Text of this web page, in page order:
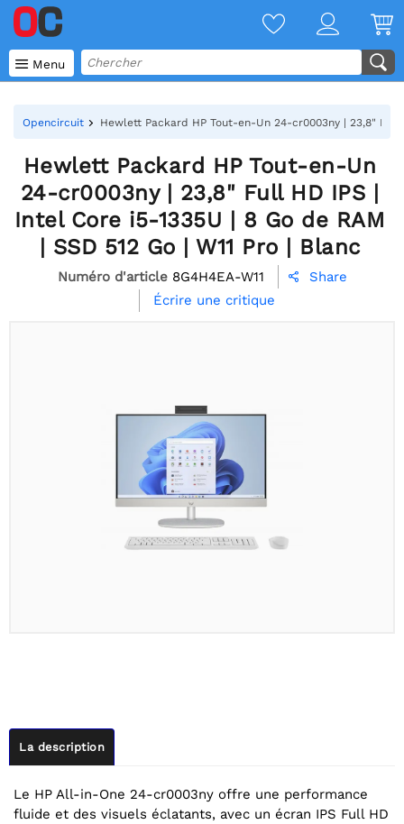
 Menu
Opencircuit Hewlett Packard HP Tout-en-Un 24-cr0003ny | 23,8" Full
Hewlett Packard HP Tout-en-Un
24-cr0003ny | 23,8" Full HD IPS |
Intel Core i5-1335U | 8 Go de RAM
| SSD 512 Go | W11 Pro | Blanc
Numéro d'article 8G4H4EA-W11 
Share
Écrire une critique
La description
Le HP All-in-One 24-cr0003ny offre une performance
fluide et des visuels éclatants, avec un écran IPS Full HD